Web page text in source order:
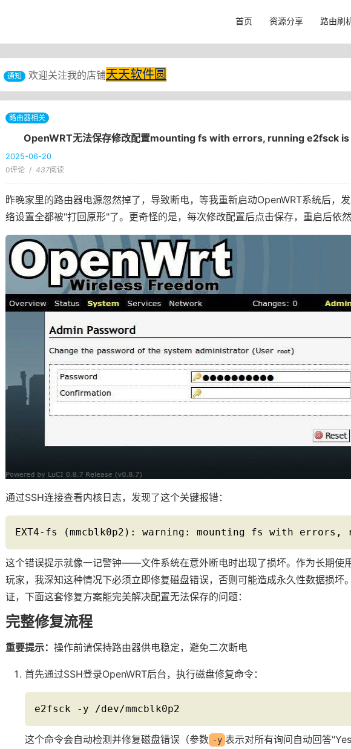
首页 资源分享 路由刷
通知 欢迎关注我的店铺天天软件圆
路由器相关
OpenWRT无法保存修改配置mounting fs with errors, running e2fsck
2025-06-20
0评论 / 437阅读
昨晚家里的路由器电源忽然掉了，导致断电，等我重新启动OpenWRT系统后，
络设置全都被"打回原形"了。更奇怪的是，每次修改配置后点击保存，重启后依然
通过SSH连接查看内核日志，发现了这个关键报错：
EXT4-fs (mmcblk0p2): warning: mounting fs with errors,
这个错误提示就像一记警钟——文件系统在意外断电时出现了损坏。作为长期使
玩家，我深知这种情况下必须立即修复磁盘错误，否则可能造成永久性数据损坏
证，下面这套修复方案能完美解决配置无法保存的问题：
完整修复流程
重要提示： 操作前请保持路由器供电稳定，避免二次断电
首先通过SSH登录OpenWRT后台，执行磁盘修复命令：
e2fsck -y /dev/mmcblk0p2
这个命令会自动检测并修复磁盘错误（参数 -y 表示对所有询问自动回答